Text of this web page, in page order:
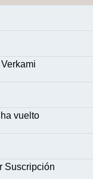
vuelto
Suscripción